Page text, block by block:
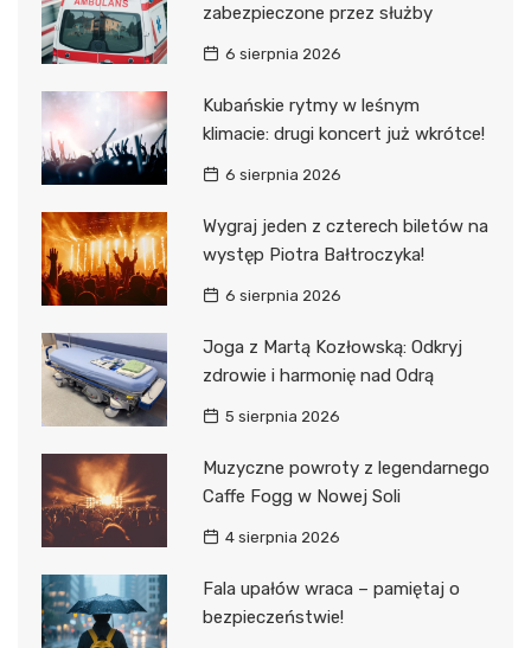
zabezpieczone przez służby
6 sierpnia 2026
Kubańskie rytmy w leśnym
klimacie: drugi koncert już wkrótce!
6 sierpnia 2026
Wygraj jeden z czterech biletów na
występ Piotra Bałtroczyka!
6 sierpnia 2026
Joga z Martą Kozłowską: Odkryj
zdrowie i harmonię nad Odrą
5 sierpnia 2026
Muzyczne powroty z legendarnego
Caffe Fogg w Nowej Soli
4 sierpnia 2026
Fala upałów wraca – pamiętaj o
bezpieczeństwie!